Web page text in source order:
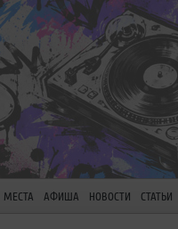
МЕСТА АФИША НОВОСТИ СТАТЬИ